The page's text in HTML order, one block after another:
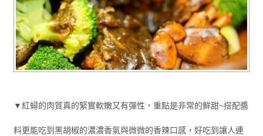
▼紅蟳的肉質真的緊實軟嫩又有彈性，重點是非常的鮮甜~搭配醬
料更能吃到黑胡椒的濃濃香氣與微微的香辣口感，好吃到讓人連